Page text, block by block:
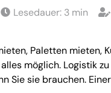
Lesedauer: 3 min
Paletten mieten,
möglich. Logistik
Sie sie brauchen.